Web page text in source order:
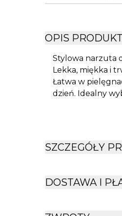
OPIS
Stylowa narzuta
Lekka, miękka i
Łatwa w
dzień. Idealny
SZCZEGÓŁY
DOSTAWA I